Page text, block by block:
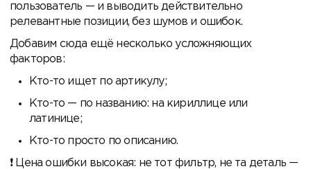
пользователь — и выводить действительно
релевантные позиции, без шумов и ошибок.
Добавим сюда ещё несколько усложняющих
факторов:
Кто-то ищет по артикулу;
Кто-то — по названию: на кириллице или
латинице;
Кто-то просто по описанию.
Цена ошибки высокая: не тот фильтр, не та деталь —